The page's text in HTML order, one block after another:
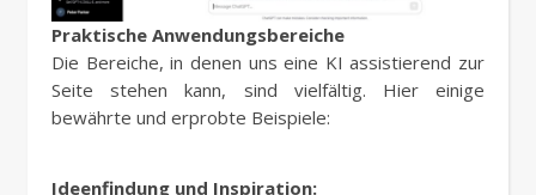
Praktische Anwendungsbereiche
Die Bereiche, in denen uns eine KI assistierend zur
Seite stehen kann, sind vielfältig. Hier einige
bewährte und erprobte Beispiele:
Ideenfindung und Inspiration: